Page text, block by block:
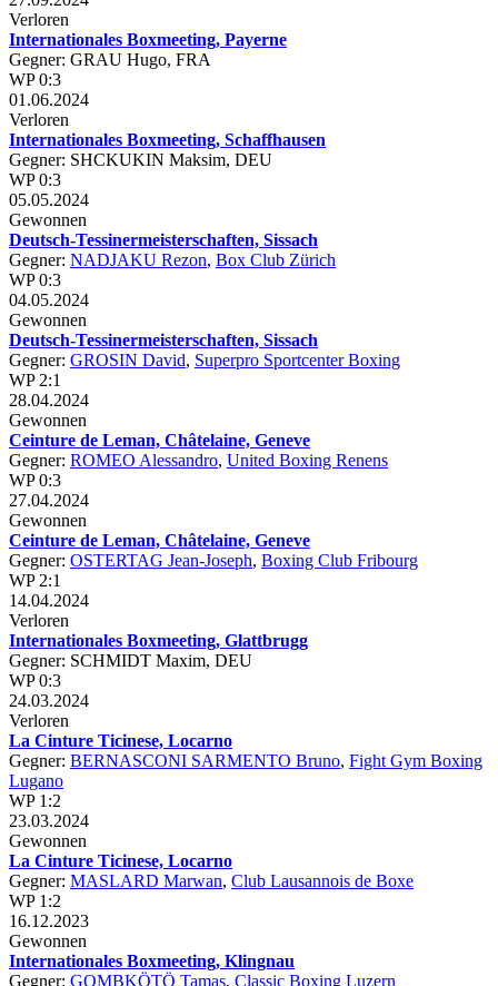
Verloren
Internationales Boxmeeting, Payerne
Gegner: GRAU Hugo, FRA
WP 0:3
01.06.2024
Verloren
Internationales Boxmeeting, Schaffhausen
Gegner: SHCKUKIN Maksim, DEU
WP 0:3
05.05.2024
Gewonnen
Deutsch-Tessinermeisterschaften, Sissach
Gegner: NADJAKU Rezon, Box Club Zürich
WP 0:3
04.05.2024
Gewonnen
Deutsch-Tessinermeisterschaften, Sissach
Gegner: GROSIN David, Superpro Sportcenter Boxing
WP 2:1
28.04.2024
Gewonnen
Ceinture de Leman, Châtelaine, Geneve
Gegner: ROMEO Alessandro, United Boxing Renens
WP 0:3
27.04.2024
Gewonnen
Ceinture de Leman, Châtelaine, Geneve
Gegner: OSTERTAG Jean-Joseph, Boxing Club Fribourg
WP 2:1
14.04.2024
Verloren
Internationales Boxmeeting, Glattbrugg
Gegner: SCHMIDT Maxim, DEU
WP 0:3
24.03.2024
Verloren
La Cinture Ticinese, Locarno
Gegner: BERNASCONI SARMENTO Bruno, Fight Gym Boxing
Lugano
WP 1:2
23.03.2024
Gewonnen
La Cinture Ticinese, Locarno
Gegner: MASLARD Marwan, Club Lausannois de Boxe
WP 1:2
16.12.2023
Gewonnen
Internationales Boxmeeting, Klingnau
Gegner: GOMBKÖTÖ Tamas, Classic Boxing Luzern